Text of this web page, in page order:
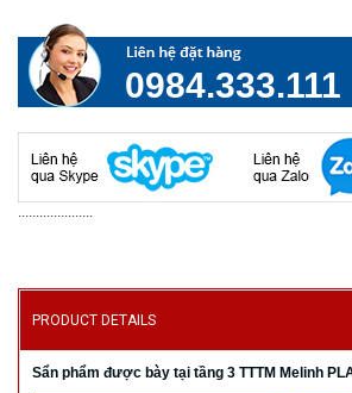
0984.333.111
.....................
PRODUCT DETAILS
Sẩn phẩm được bày tại tầng 3 TTTM Melinh